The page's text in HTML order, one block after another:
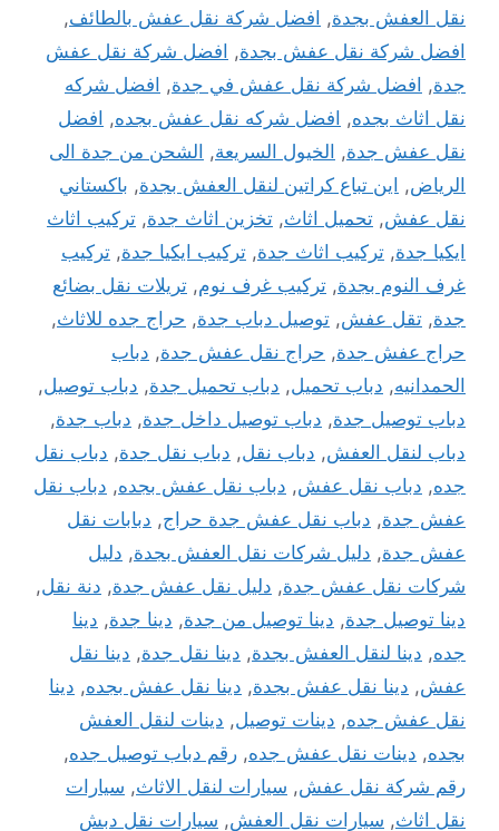
نقل العفش بجدة, افضل شركة نقل عفش بالطائف,
افضل شركة نقل عفش بجدة, افضل شركة نقل عفش
جدة, افضل شركة نقل عفش في جدة, افضل شركه
نقل اثاث بجده, افضل شركه نقل عفش بجده, افضل
نقل عفش جدة, الخيول السريعة, الشحن من جدة الى
الرياض, اين تباع كراتين لنقل العفش بجدة, باكستاني
نقل عفش, تحميل اثاث, تخزين اثاث جدة, تركيب اثاث
ايكيا جدة, تركيب اثاث جدة, تركيب ايكيا جدة, تركيب
غرف النوم بجدة, تركيب غرف نوم, تريلات نقل بضائع
جدة, تقل عفش, توصيل دباب جدة, حراج جده للاثاث,
حراج عفش جدة, حراج نقل عفش جدة, دباب
الحمدانيه, دباب تحميل, دباب تحميل جدة, دباب توصيل,
دباب توصيل جدة, دباب توصيل داخل جدة, دباب جدة,
دباب لنقل العفش, دباب نقل, دباب نقل جدة, دباب نقل
جده, دباب نقل عفش, دباب نقل عفش بجده, دباب نقل
عفش جدة, دباب نقل عفش جدة حراج, دبابات نقل
عفش جدة, دليل شركات نقل العفش بجدة, دليل
شركات نقل عفش جدة, دليل نقل عفش جدة, دنة نقل,
دينا توصيل جدة, دينا توصيل من جدة, دينا جدة, دينا
جده, دينا لنقل العفش بجدة, دينا نقل جدة, دينا نقل
عفش, دينا نقل عفش بجدة, دينا نقل عفش بجده, دينا
نقل عفش جده, دينات توصيل, دينات لنقل العفش
بجده, دينات نقل عفش جده, رقم دباب توصيل جده,
رقم شركة نقل عفش, سيارات لنقل الاثاث, سيارات
نقل اثاث, سيارات نقل العفش, سيارات نقل دبش